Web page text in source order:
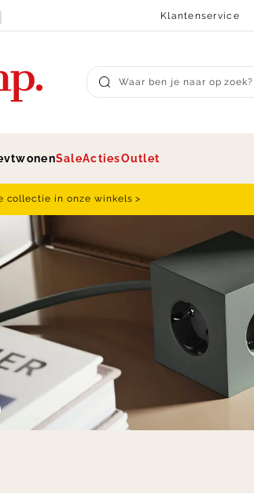
Klantenservice
Submit search
vtwonenSaleActiesOutlet
collectie in onze winkels >